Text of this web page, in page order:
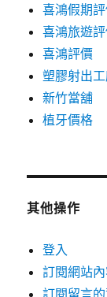
喜鴻假期
喜鴻旅遊
喜鴻評價
塑膠射出
新竹當舖
植牙價格
其他操作
登入
訂閱網站